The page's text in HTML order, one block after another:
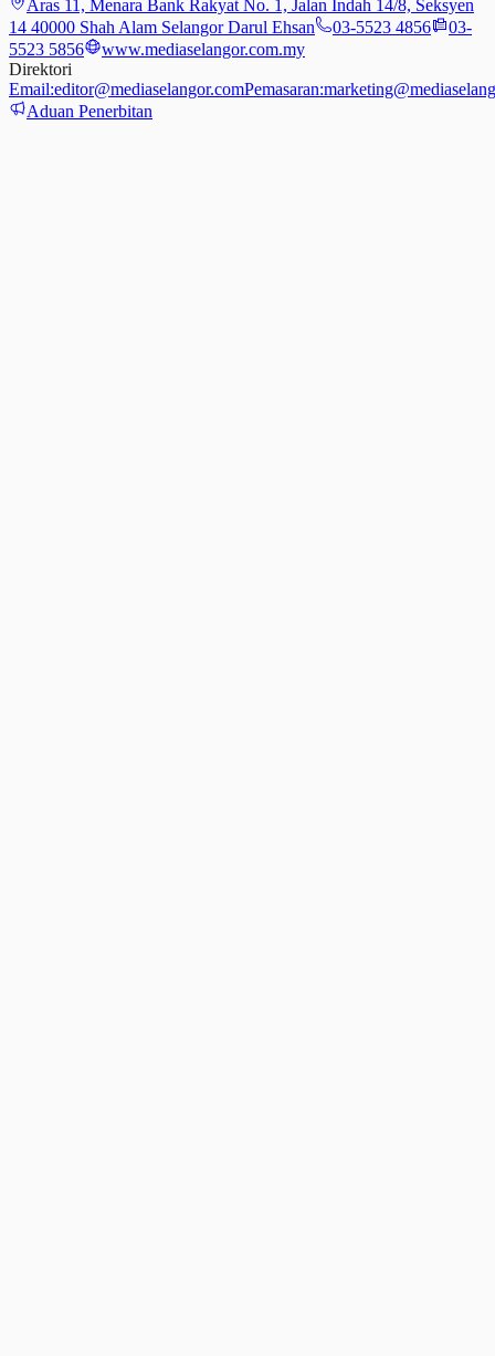
Aras 11, Menara Bank Rakyat No. 1, Jalan Indah 14/8, Seksyen
14 40000 Shah Alam Selangor Darul Ehsan
03-5523 4856
03-
5523 5856
www.mediaselangor.com.my
Direktori
Email:editor@mediaselangor.comPemasaran:
Aduan Penerbitan